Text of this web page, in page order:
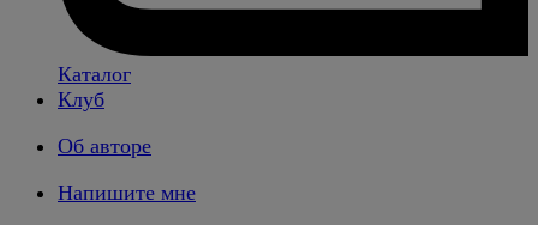
Каталог
Клуб
Об авторе
Напишите мне